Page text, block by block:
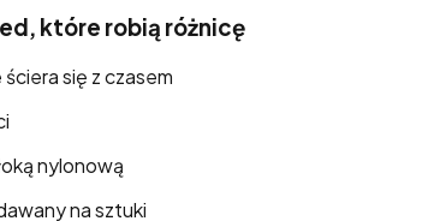
które robią różnicę
się z czasem
nylonową
na sztuki